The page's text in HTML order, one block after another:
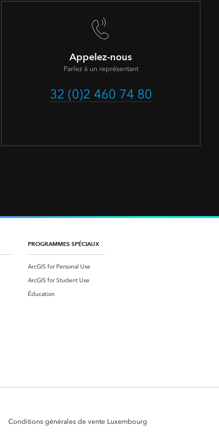
Appelez-nous
Parlez à un représentant
32 (0)2 460 74 80
PROGRAMMES SPÉCIAUX
ArcGIS for Personal Use
ArcGIS for Student Use
Éducation
Conditions générales de vente Luxembourg